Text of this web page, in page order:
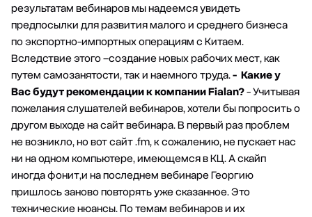
результатам вебинаров мы надеемся увидеть
предпосылки для развития малого и среднего бизнеса
по экспортно-импортных операциям с Китаем.
Вследствие этого –создание новых рабочих мест, как
путем самозанятости, так и наемного труда.- Какие у
Вас будут рекомендации к компании Fialan?- Учитывая
пожелания слушателей вебинаров, хотели бы попросить о
другом выходе на сайт вебинара. В первый раз проблем
не возникло, но вот сайт .fm, к сожалению, не пускает нас
ни на одном компьютере, имеющемся в КЦ. А скайп
иногда фонит,и на последнем вебинаре Георгию
пришлось заново повторять уже сказанное. Это
технические нюансы. По темам вебинаров и их